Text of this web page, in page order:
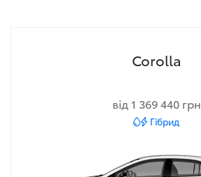
Corolla
від 1 369 440 грн
Гібрид